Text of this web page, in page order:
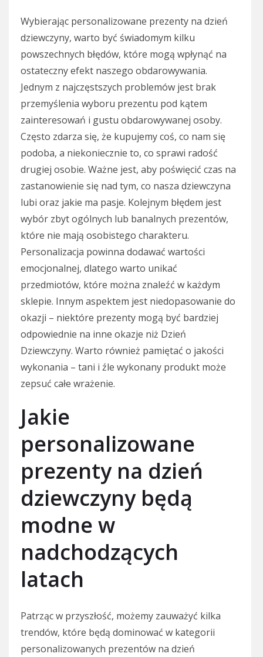
Wybierając personalizowane prezenty na dzień
dziewczyny, warto być świadomym kilku
powszechnych błędów, które mogą wpłynąć na
ostateczny efekt naszego obdarowywania.
Jednym z najczęstszych problemów jest brak
przemyślenia wyboru prezentu pod kątem
zainteresowań i gustu obdarowywanej osoby.
Często zdarza się, że kupujemy coś, co nam się
podoba, a niekoniecznie to, co sprawi radość
drugiej osobie. Ważne jest, aby poświęcić czas na
zastanowienie się nad tym, co nasza dziewczyna
lubi oraz jakie ma pasje. Kolejnym błędem jest
wybór zbyt ogólnych lub banalnych prezentów,
które nie mają osobistego charakteru.
Personalizacja powinna dodawać wartości
emocjonalnej, dlatego warto unikać
przedmiotów, które można znaleźć w każdym
sklepie. Innym aspektem jest niedopasowanie do
okazji – niektóre prezenty mogą być bardziej
odpowiednie na inne okazje niż Dzień
Dziewczyny. Warto również pamiętać o jakości
wykonania – tani i źle wykonany produkt może
zepsuć całe wrażenie.
Jakie
personalizowane
prezenty na dzień
dziewczyny będą
modne w
nadchodzących
latach
Patrząc w przyszłość, możemy zauważyć kilka
trendów, które będą dominować w kategorii
personalizowanych prezentów na dzień